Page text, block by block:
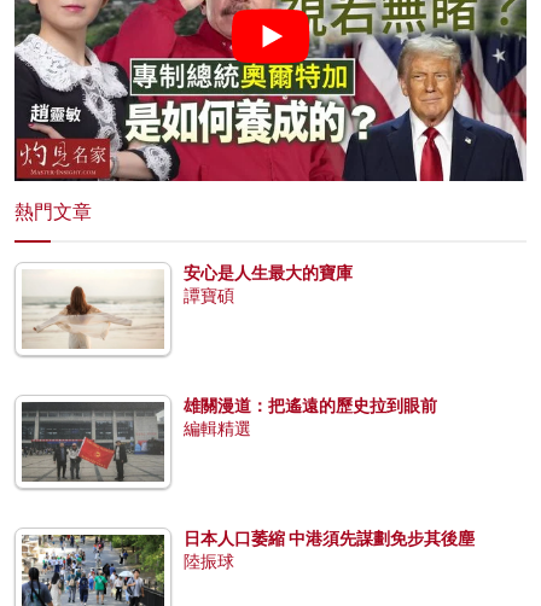
熱門文章
安心是人生最大的寶庫
譚寶碩
雄關漫道：把遙遠的歷史拉到眼前
編輯精選
日本人口萎縮 中港須先謀劃免步其後塵
陸振球